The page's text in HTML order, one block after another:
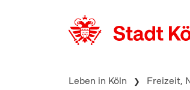
Leben in Köln Freizeit,